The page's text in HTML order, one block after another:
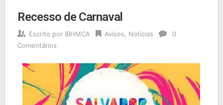
Recesso de Carnaval
Escrito por IBHMCA Avisos Notícias
0
Comentários